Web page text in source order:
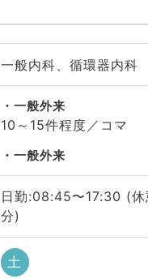
一般内科、循環器内科
一般外来
10～15件程度／コマ
一般外来
日勤:08:45〜17:30 (
分)
土